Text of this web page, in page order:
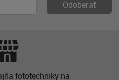
fototechniky na